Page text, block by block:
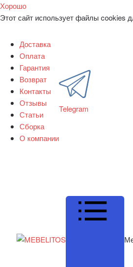
Хорошо
Этот сайт использует файлы cookies
Доставка
Оплата
Гарантия
Возврат
Контакты
Отзывы
Статьи
Сборка
О компании
Telegram